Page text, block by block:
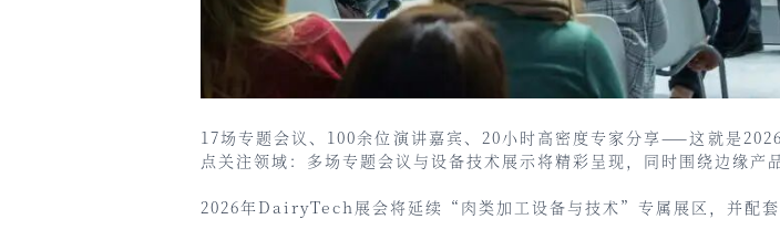
17场专题会议、100余位演讲嘉宾、20小时高密度专家分享——这就是
点关注领域：多场专题会议与设备技术展示将精彩呈现，同时围绕边缘产
2026年DairyTech展会将延续“肉类加工设备与技术”专属展区，并配套